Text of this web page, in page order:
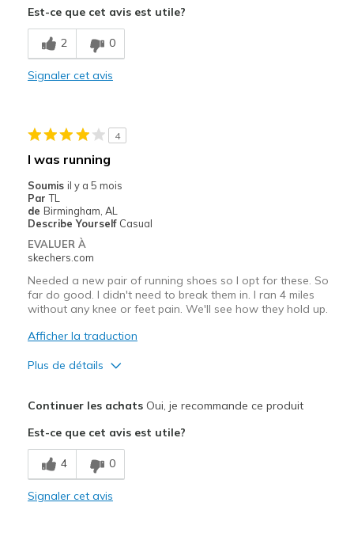
Les meilleures utilisations
Casual Wear
View On Shoes
Shoes are for Wearing
Est-ce que cet avis est utile?
2 0
Signaler cet avis
4
I was running
Soumis il y a 5 mois
Par TL
de Birmingham, AL
Describe Yourself Casual
EVALUER À
skechers.com
Needed a new pair of running shoes so I opt for these. So
far do good. I didn't need to break them in. I ran 4 miles
without any knee or feet pain. We'll see how they hold up.
Afficher la traduction
Plus de détails
Les meilleures utilisations
Running
Continuer les achatsOui, je recommande ce produit
Est-ce que cet avis est utile?
4 0
Signaler cet avis